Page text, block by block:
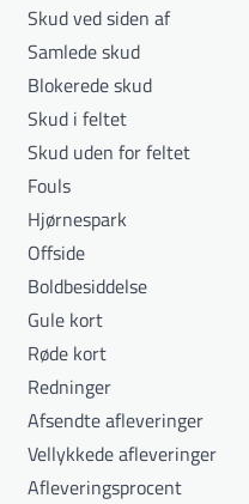
Skud ved siden af
Samlede skud
Blokerede skud
Skud i feltet
Skud uden for feltet
Fouls
Hjørnespark
Offside
Boldbesiddelse
Gule kort
Røde kort
Redninger
Afsendte afleveringer
Vellykkede afleveringer
Afleveringsprocent